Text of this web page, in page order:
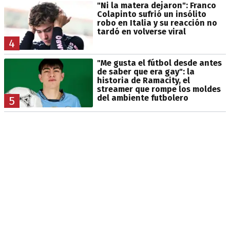
4
"Ni la matera dejaron": Franco
Colapinto sufrió un insólito
robo en Italia y su reacción no
tardó en volverse viral
5
"Me gusta el fútbol desde antes
de saber que era gay": la
historia de Ramacity, el
streamer que rompe los moldes
del ambiente futbolero